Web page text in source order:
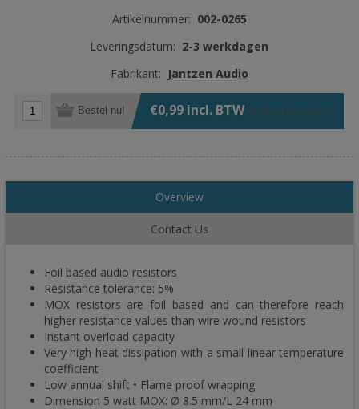
Artikelnummer: 002-0265
Leveringsdatum: 2-3 werkdagen
Fabrikant: Jantzen Audio
Bestel nu! €0,99 incl. BTW Exclusiefverzenden
Overview
Contact Us
Foil based audio resistors
Resistance tolerance: 5%
MOX resistors are foil based and can therefore reach
higher resistance values than wire wound resistors
Instant overload capacity
Very high heat dissipation with a small linear temperature
coefficient
Low annual shift • Flame proof wrapping
Dimension 5 watt MOX: Ø 8.5 mm/L 24 mm